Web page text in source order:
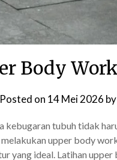
Body
Posted on 14 Mei 2026 by
tubuh tidak
upper body
yang ideal. Latihan